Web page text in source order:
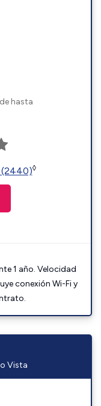
hasta
(2440)◊
1 año. Velocidad
conexión Wi-Fi y
Vista